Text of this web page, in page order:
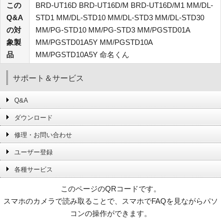
この
Q&A
の対
象製
品
BRD-UT16D BRD-UT16D/M BRD-UT16D/M1 MM/DL-
STD1 MM/DL-STD10 MM/DL-STD3 MM/DL-STD30
MM/PG-STD10 MM/PG-STD3 MM/PGSTD01A
MM/PGSTD01A5Y MM/PGSTD10A
MM/PGSTD10A5Y 命名くん
サポート＆サービス
Q&A
ダウンロード
修理・お問い合わせ
ユーザー登録
各種サービス
このページのQRコードです。
スマホのカメラで読み取ることで、スマホでFAQを見ながらパソ
コンの操作ができます。